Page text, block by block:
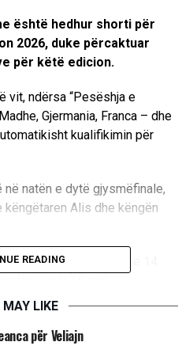
është hedhur shorti për
2026, duke përcaktuar
për këtë edicion.
vit, ndërsa “Pesëshja e
Gjermania, Franca – dhe
kualifikimin për
natën e dytë gjysmëfinale,
Alis dhe këngën
Vjenë, Austri, më 12 dhe 14
EUROVISION
READING
MAY LIKE
për Veliajn